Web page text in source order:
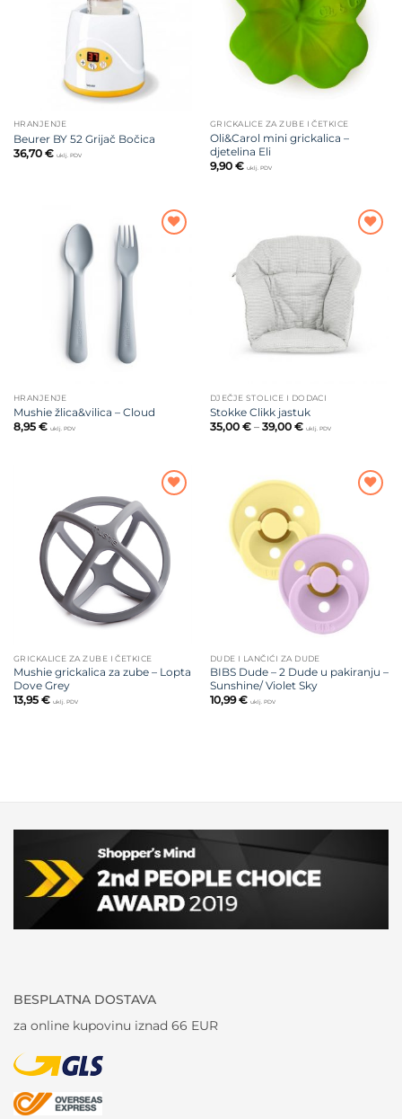
HRANJENJE
Beurer BY 52 Grijač Bočica
36,70 € uklj. PDV
GRICKALICE ZA ZUBE I ČETKICE
Oli&Carol mini grickalica –
djetelina Eli
9,90 € uklj. PDV
HRANJENJE
Mushie žlica&vilica – Cloud
8,95 € uklj. PDV
Dodajte
na listu
DJEČJE STOLICE I DODACI
Stokke Clikk jastuk
35,00 € – 39,00 €Raspon
uklj. PDV
na listu
želja
GRICKALICE ZA ZUBE I ČETKICE
Mushie grickalica za zube – Lopta
Dove Grey
13,95 € uklj. PDV
DUDE I LANČIĆI ZA DUDE
BIBS Dude – 2 Dude u pakiranju –
Sunshine/ Violet Sky
10,99€ uklj. PDV
BESPLATNA DOSTAVA
za online kupovinu iznad 66 EUR